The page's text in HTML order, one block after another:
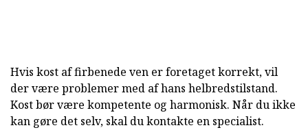
Hvis kost af firbenede ven er foretaget korrekt, vil
der være problemer med af hans helbredstilstand.
Kost bør være kompetente og harmonisk. Når du ikke
kan gøre det selv, skal du kontakte en specialist.